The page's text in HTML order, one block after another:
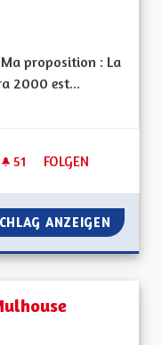
proposition : La
2000 est...
51 51 FOLLOWER
FOLGEN
ZONES NATURA
ANZEIGEN